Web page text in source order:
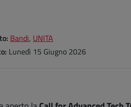
Bandi, UNITA
Lunedì 15 Giugno 2026